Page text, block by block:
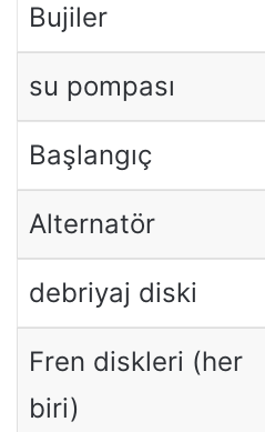
Bujiler
su pompası
Başlangıç ​​
Alternatör
debriyaj diski
Fren diskleri (her
biri)